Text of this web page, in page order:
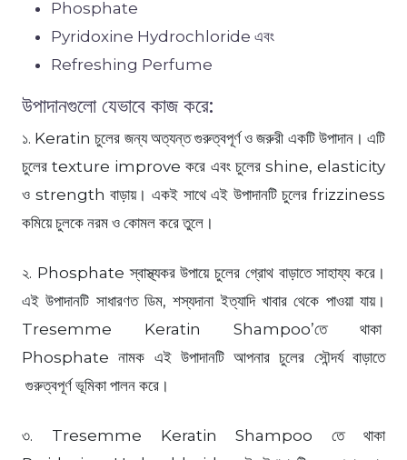
Phosphate
Pyridoxine Hydrochloride এবং
Refreshing Perfume
উপাদানগুলো যেভাবে কাজ করে:
১. Keratin চুলের জন্য অত্যন্ত গুরুত্বপূর্ণ ও জরুরী একটি উপাদান। এটি
চুলের texture improve করে এবং চুলের shine, elasticity
ও strength বাড়ায়। একই সাথে এই উপাদানটি চুলের frizziness
কমিয়ে চুলকে নরম ও কোমল করে তুলে।
২. Phosphate স্বাস্থ্যকর উপায়ে চুলের গ্রোথ বাড়াতে সাহায্য করে।
এই উপাদানটি সাধারণত ডিম, শস্যদানা ইত্যাদি খাবার থেকে পাওয়া যায়।
Tresemme Keratin Shampoo’তে থাকা
Phosphate নামক এই উপাদানটি আপনার চুলের সৌন্দর্য বাড়াতে
গুরুত্বপূর্ণ ভূমিকা পালন করে।
৩. Tresemme Keratin Shampoo তে থাকা